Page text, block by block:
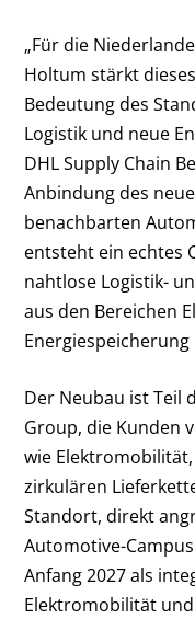
„Für die
Holtum stärkt
Bedeutung des
Logistik und neue
DHL Supply Chain
Anbindung des
benachbarten
entsteht ein echtes
nahtlose Logistik-
aus den Bereichen
Der Neubau ist Teil
Group, die Kunden
wie
zirkulären
Standort, direkt
Automotive-
Anfang 2027 als
Elektromobilität